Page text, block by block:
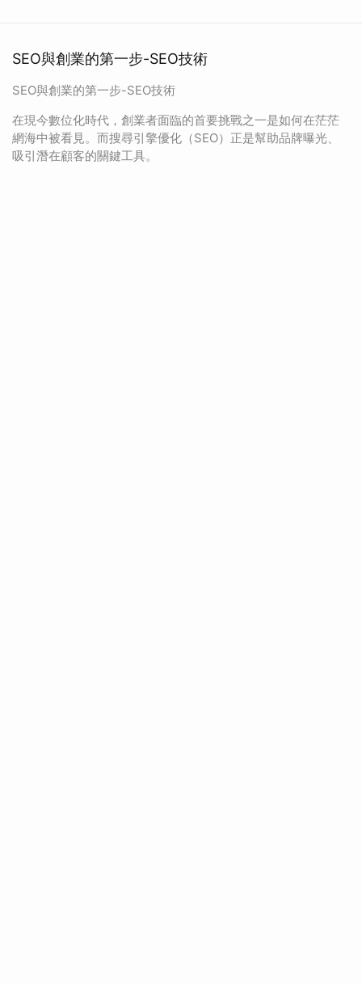
SEO與創業的第一步-SEO技術
SEO與創業的第一步-SEO技術
在現今數位化時代，創業者面臨的首要挑戰之一是如何在茫茫
網海中被看見。而搜尋引擎優化（SEO）正是幫助品牌曝光、
吸引潛在顧客的關鍵工具。